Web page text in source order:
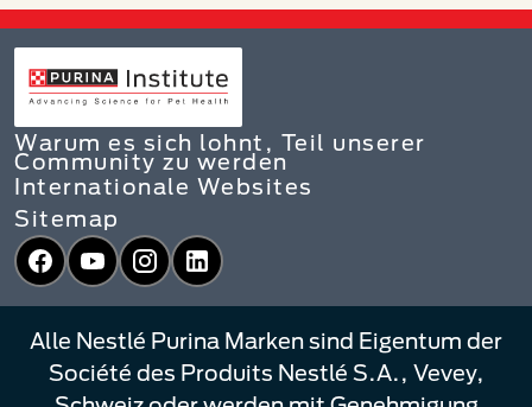
Warum es sich lohnt, Teil unserer
Community zu werden
Internationale Websites
Sitemap
Facebook
YouTubeInstagram
LinkedIn
Alle Nestlé Purina Marken sind Eigentum der
Société des Produits Nestlé S.A., Vevey,